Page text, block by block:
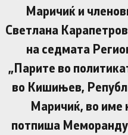
Маричиќ и
Светлана
на седмата
„Парите во
во Кишињев,
Маричиќ, во име
потпиша